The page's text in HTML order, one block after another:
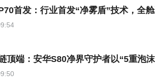
首发：行业首发“净雾盾”技术，全
顶端：安华S80净界守护者以“5重泡